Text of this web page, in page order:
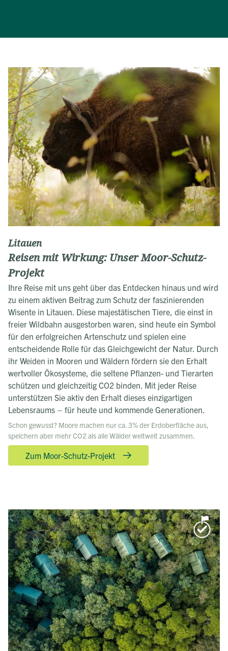
Litauen
Reisen mit Wirkung: Unser Moor-Schutz-
Projekt
Ihre Reise mit uns geht über das Entdecken hinaus und wird
zu einem aktiven Beitrag zum Schutz der faszinierenden
Wisente in Litauen. Diese majestätischen Tiere, die einst in
freier Wildbahn ausgestorben waren, sind heute ein Symbol
für den erfolgreichen Artenschutz und spielen eine
entscheidende Rolle für das Gleichgewicht der Natur. Durch
ihr Weiden in Mooren und Wäldern fördern sie den Erhalt
wertvoller Ökosysteme, die seltene Pflanzen- und Tierarten
schützen und gleichzeitig CO2 binden. Mit jeder Reise
unterstützen Sie aktiv den Erhalt dieses einzigartigen
Lebensraums – für heute und kommende Generationen.
Schon gewusst? Moore machen nur ca. 3% der Erdoberfläche aus,
speichern aber mehr CO2 als alle Wälder weltweit zusammen.
Zum Moor-Schutz-Projekt